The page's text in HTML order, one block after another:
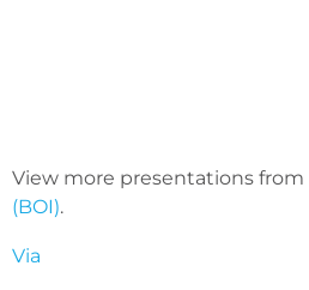
View more presentations from
(BOI).
Via